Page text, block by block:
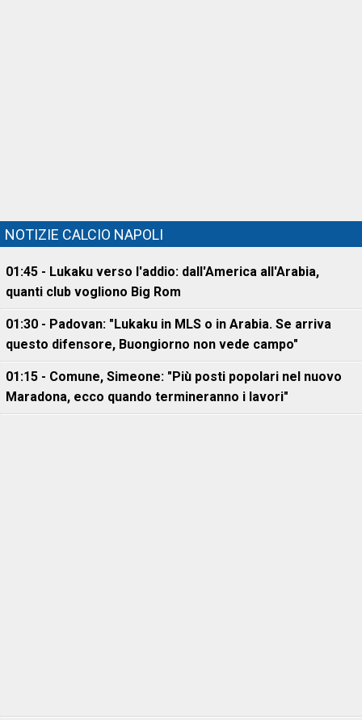
NOTIZIE CALCIO NAPOLI
01:45 - Lukaku verso l'addio: dall'America all'Arabia,
quanti club vogliono Big Rom
01:30 - Padovan: "Lukaku in MLS o in Arabia. Se arriva
questo difensore, Buongiorno non vede campo"
01:15 - Comune, Simeone: "Più posti popolari nel nuovo
Maradona, ecco quando termineranno i lavori"